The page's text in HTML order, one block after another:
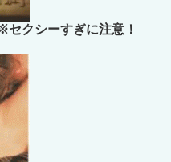
クシーすぎに注意！